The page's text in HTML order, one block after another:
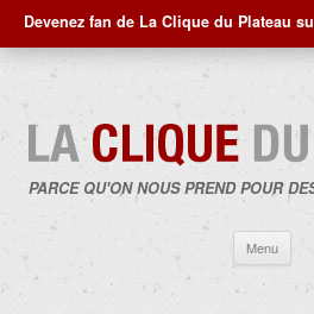
Devenez fan de La Clique du Plateau
PARCE QU'ON NOUS PREND POUR
Menu